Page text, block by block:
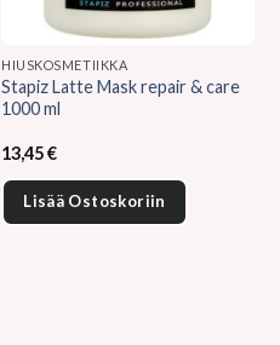
HIUSKOSMETIIKKA
Stapiz Latte Mask repair & care
1000 ml
13,45€
Lisää Ostoskoriin